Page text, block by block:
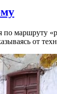
маршруту
от